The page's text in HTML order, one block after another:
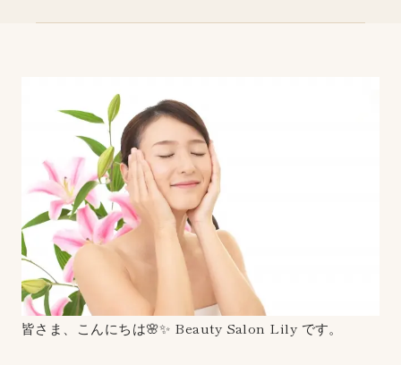
皆さま、こんにちは🌸✨ Beauty Salon Lily です。